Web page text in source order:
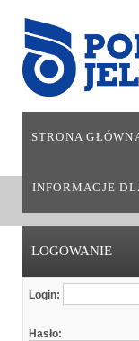
STRONA
INFORMACJE
LOGOWANIE
Login:
Hasło: